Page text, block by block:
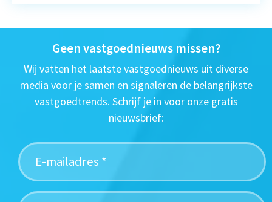
Geen vastgoednieuws missen?
Wij vatten het laatste vastgoednieuws uit diverse
media voor je samen en signaleren de belangrijkste
vastgoedtrends. Schrijf je in voor onze gratis
nieuwsbrief: